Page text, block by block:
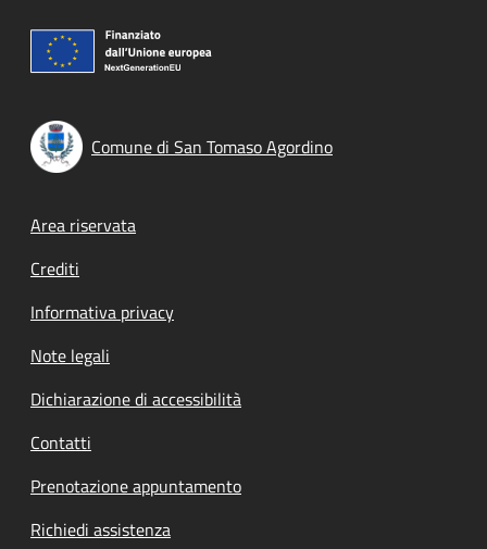
Comune di San Tomaso Agordino
Footer menu
Area riservata
Crediti
Informativa privacy
Note legali
Dichiarazione di accessibilità
Contatti
Prenotazione appuntamento
Richiedi assistenza